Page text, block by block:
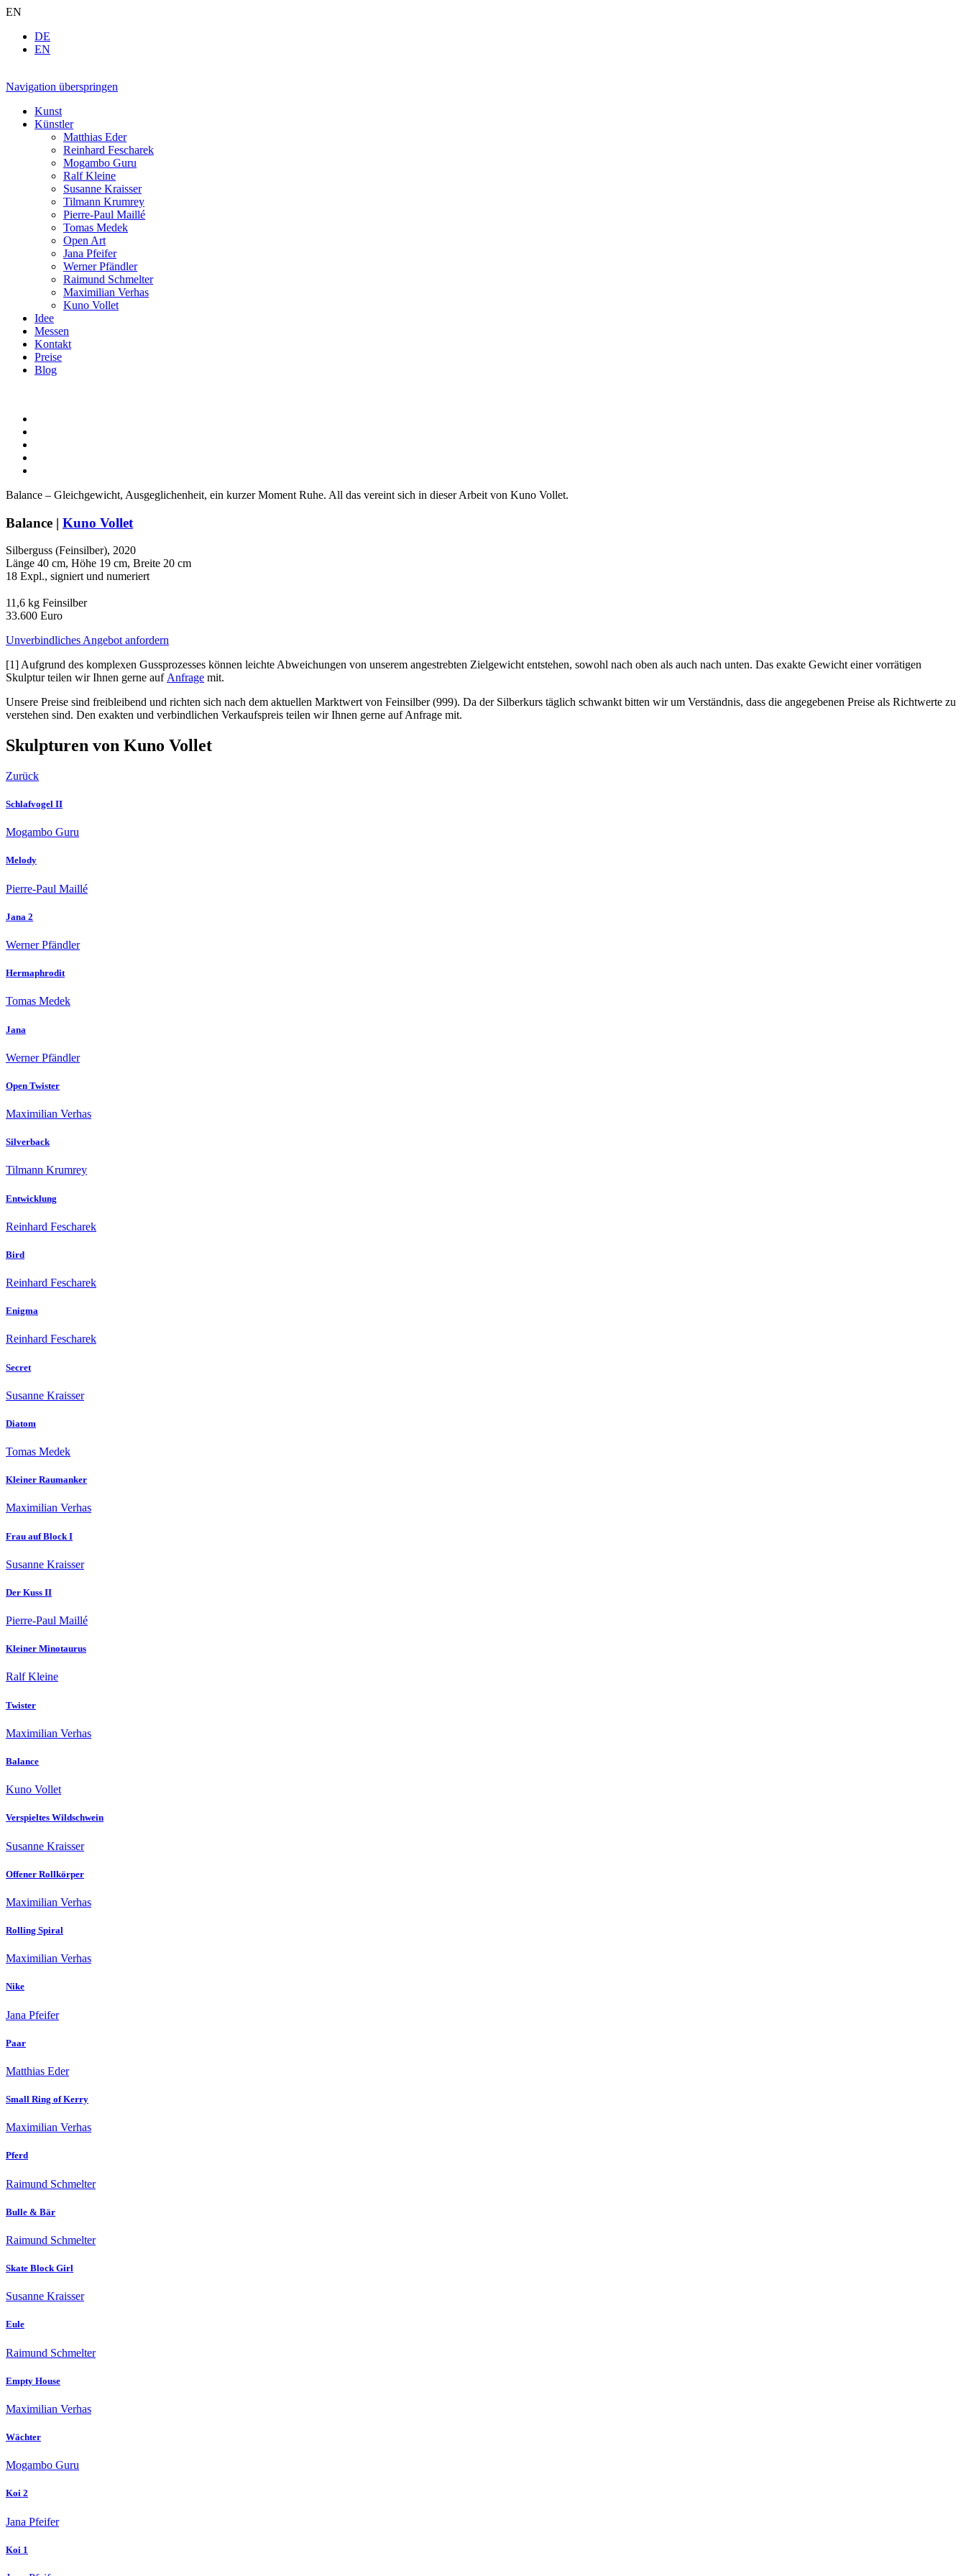
EN
DE
EN
Navigation überspringen
Kunst
Künstler
Matthias Eder
Reinhard Fescharek
Mogambo Guru
Ralf Kleine
Susanne Kraisser
Tilmann Krumrey
Pierre-Paul Maillé
Tomas Medek
Open Art
Jana Pfeifer
Werner Pfändler
Raimund Schmelter
Maximilian Verhas
Kuno Vollet
Idee
Messen
Kontakt
Preise
Blog
Balance – Gleichgewicht, Ausgeglichenheit, ein kurzer Moment Ruhe. All das vereint sich in dieser Arbeit von Kuno Vollet.
Balance | Kuno Vollet
Silberguss (Feinsilber), 2020
Länge 40 cm, Höhe 19 cm, Breite 20 cm
18 Expl., signiert und numeriert
11,6 kg Feinsilber
33.600 Euro
Unverbindliches Angebot anfordern
[1] Aufgrund des komplexen Gussprozesses können leichte Abweichungen von unserem angestrebten Zielgewicht entstehen, sowohl nach oben als auch nach unten. Das exakte Gewicht einer vorrätigen
Skulptur teilen wir Ihnen gerne auf Anfrage mit.
Unsere Preise sind freibleibend und richten sich nach dem aktuellen Marktwert von Feinsilber (999). Da der Silberkurs täglich schwankt bitten wir um Verständnis, dass die angegebenen Preise als Richtwerte zu
verstehen sind. Den exakten und verbindlichen Verkaufspreis teilen wir Ihnen gerne auf Anfrage mit.
Skulpturen von Kuno Vollet
Zurück
Schlafvogel II
Mogambo Guru
Melody
Pierre-Paul Maillé
Jana 2
Werner Pfändler
Hermaphrodit
Tomas Medek
Jana
Werner Pfändler
Open Twister
Maximilian Verhas
Silverback
Tilmann Krumrey
Entwicklung
Reinhard Fescharek
Bird
Reinhard Fescharek
Enigma
Reinhard Fescharek
Secret
Susanne Kraisser
Diatom
Tomas Medek
Kleiner Raumanker
Maximilian Verhas
Frau auf Block I
Susanne Kraisser
Der Kuss II
Pierre-Paul Maillé
Kleiner Minotaurus
Ralf Kleine
Twister
Maximilian Verhas
Balance
Kuno Vollet
Verspieltes Wildschwein
Susanne Kraisser
Offener Rollkörper
Maximilian Verhas
Rolling Spiral
Maximilian Verhas
Nike
Jana Pfeifer
Paar
Matthias Eder
Small Ring of Kerry
Maximilian Verhas
Pferd
Raimund Schmelter
Bulle & Bär
Raimund Schmelter
Skate Block Girl
Susanne Kraisser
Eule
Raimund Schmelter
Empty House
Maximilian Verhas
Wächter
Mogambo Guru
Koi 2
Jana Pfeifer
Koi 1